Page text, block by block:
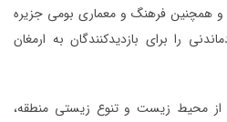
و همچنین فرهنگ و معماری بومی جزیره
را برای بازدیدکنندگان به ارمغان
از محیط زیست و تنوع زیستی منطقه،